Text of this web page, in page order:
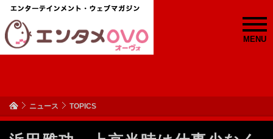
MENU
ニュース TOPICS